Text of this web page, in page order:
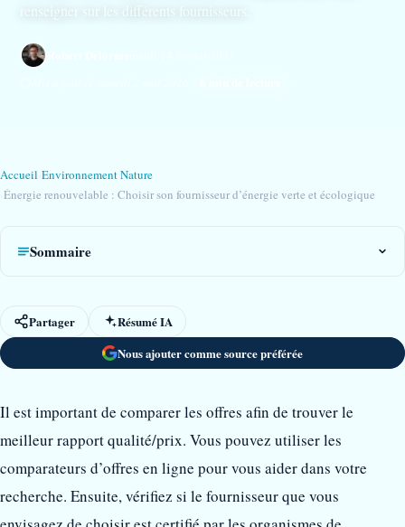
renseigner sur les différents fournisseurs.
Accueil Environnement Nature
Énergie renouvelable : Choisir son fournisseur d’énergie verte et écologique
Sommaire
Partager
Résumé IA
Nous ajouter comme source préférée
Il est important de comparer les offres afin de trouver le
meilleur rapport qualité/prix. Vous pouvez utiliser les
comparateurs d’offres en ligne pour vous aider dans votre
recherche. Ensuite, vérifiez si le fournisseur que vous